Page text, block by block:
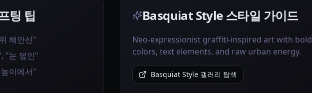
팅 팁
해안선"
"눈 덮인"
이에서"
Basquiat Style 스타일 가이드
Neo-expressionist graffiti-inspired art with bold
colors, text elements, and raw urban energy.
Basquiat Style 갤러리 탐색